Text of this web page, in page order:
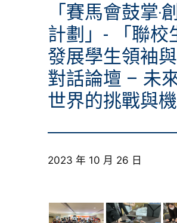
校外獎項
學校活動
學生作品
校園電視台
榮譽榜
「賽馬會鼓掌‧
計劃」- 「聯校
發展學生領袖
對話論壇 – 未
世界的挑戰與機
2023 年 10 月 26 日